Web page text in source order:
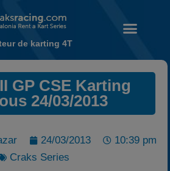
Noticias
Calendario
Temporada 2026
Campeonato
de karting 4T
GP CSE Karting
24/03/2013
24/03/2013
10:39 pm
Craks Series